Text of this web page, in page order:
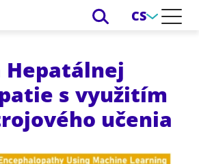
CS
Hepatálnej
s využitím
učenia